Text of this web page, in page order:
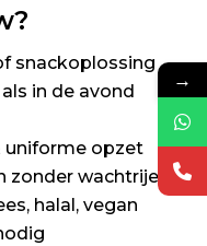
snackoplossing
in de avond
uniforme opzet
wachtrijen
halal, vegan
→